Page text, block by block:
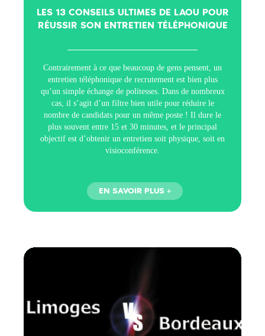
LES 13 CONSEILS ULTIMES DE LAOU POUR
RÉUSSIR SON ENTRETIEN TÉLÉPHONIQUE
Contrairement à ce que beaucoup de gens pensent, un
entretien téléphonique de recrutement est bien plus
qu’un simple échange de politesses. Dans de nombreux
cas, il s’agit d’un filtre bien utile pour réduire le
nombre de candidats pour un même poste ! Il dure le
plus souvent entre 15 et 30 minutes, et le principal
objectif est d’obtenir un entretien soit physique, soit en
visioconférence.